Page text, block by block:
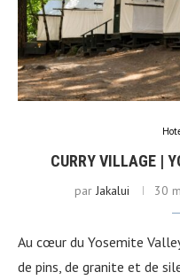
CURRY VILLAGE |
par Jakalui 30
Au cœur du Yosemite
de pins, de granite et de